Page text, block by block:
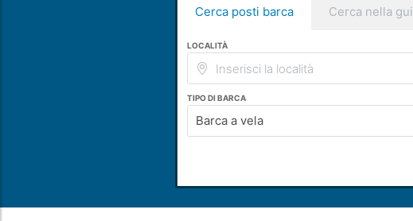
Cerca posti barca Cerca nella
LOCALITÀ
TIPO DI BARCA
Barca a vela